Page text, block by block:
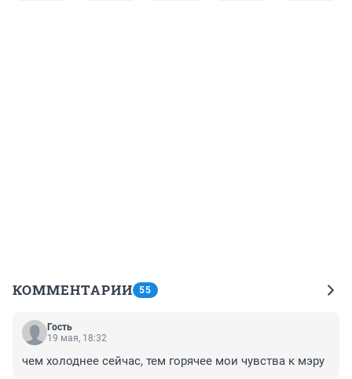
КОММЕНТАРИИ 55
Гость
19 мая, 18:32
чем холоднее сейчас, тем горячее мои чувства к мэру